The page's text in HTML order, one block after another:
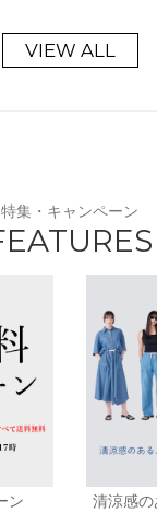
VIEW ALL
特集・キャンペーン
ン
清涼感